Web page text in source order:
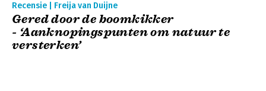
Recensie | Freija van Duijne
Gered door de boomkikker
- ‘Aanknopingspunten om natuur te
versterken’